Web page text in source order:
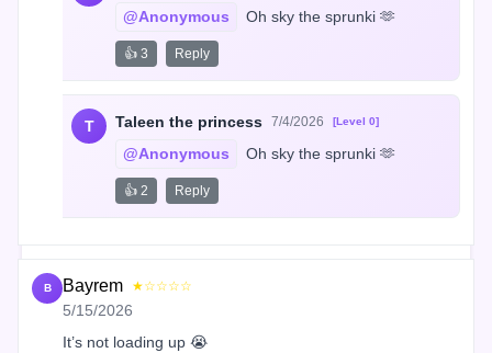
@Anonymous Oh sky the sprunki 🫶
👍 3 Reply
T Taleen the princess 7/4/2026 [Level 0]
@Anonymous Oh sky the sprunki 🫶
👍 2 Reply
B Bayrem ★☆☆☆☆
5/15/2026
It’s not loading up 😭